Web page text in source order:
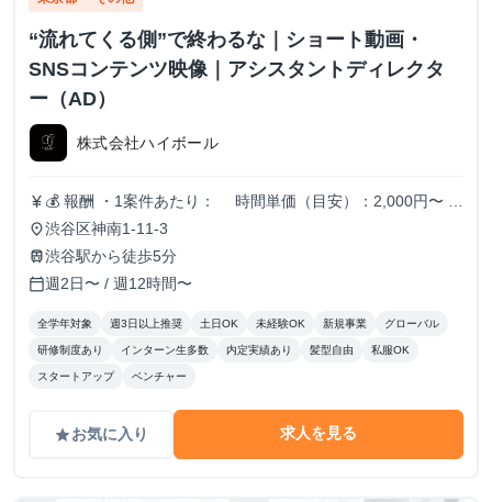
“流れてくる側”で終わるな｜ショート動画・
SNSコンテンツ映像｜アシスタントディレクタ
ー（AD）
株式会社ハイボール
currency_yen 💰 報酬 ・1案件あたり： 時間単価（目安）：2,000円〜
日単価（目安）：15,000円〜 月単価（目安）：300,000
円〜 ※実績・スキルに応じて報酬調整あり
place渋谷区神南1-11-3
train渋谷駅から徒歩5分
calendar_today週2日〜 / 週12時間〜
全学年対象 週3日以上推奨 土日OK 未経験OK 新規事業 グローバル
研修制度あり インターン生多数 内定実績あり 髪型自由 私服OK
スタートアップ ベンチャー
gradeお気に入り 求人を見る